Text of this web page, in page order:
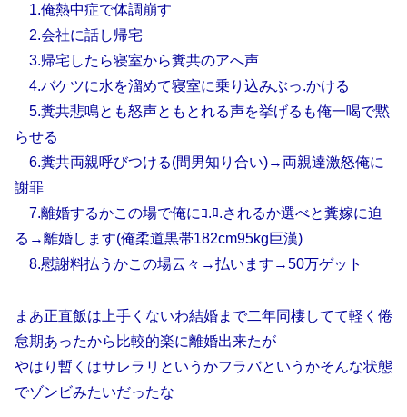
1.俺熱中症で体調崩す
2.会社に話し帰宅
3.帰宅したら寝室から糞共のアへ声
4.バケツに水を溜めて寝室に乗り込みぶっ.かける
5.糞共悲鳴とも怒声ともとれる声を挙げるも俺一喝で黙
らせる
6.糞共両親呼びつける(間男知り合い)→両親達激怒俺に
謝罪
7.離婚するかこの場で俺にｺ.ﾛ.されるか選べと糞嫁に迫
る→離婚します(俺柔道黒帯182cm95kg巨漢)
8.慰謝料払うかこの場云々→払います→50万ゲット
まあ正直飯は上手くないわ結婚まで二年同棲してて軽く倦
怠期あったから比較的楽に離婚出来たが
やはり暫くはサレラリというかフラバというかそんな状態
でゾンビみたいだったな